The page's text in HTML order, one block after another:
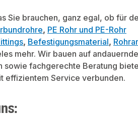
Sie brauchen, ganz egal, ob für
, PE Rohr und PE-Rohr
, Befestigungsmaterial,
mehr. Wir bauen auf
sowie fachgerechte Beratung
effizientem Service verbunden.